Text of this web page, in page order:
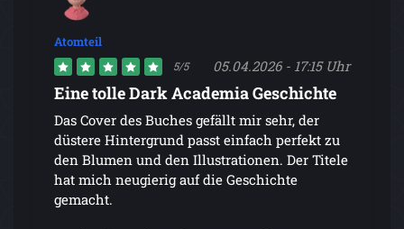
Atomteil
5/5 05.04.2026 - 17:15 Uhr
Eine tolle Dark Academia Geschichte
Das Cover des Buches gefällt mir sehr, der
düstere Hintergrund passt einfach perfekt zu
den Blumen und den Illustrationen. Der Titele
hat mich neugierig auf die Geschichte
gemacht.